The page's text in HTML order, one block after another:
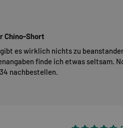
Chino-Short
es wirklich nichts zu
finde ich etwas seltsam.
nachbestellen.